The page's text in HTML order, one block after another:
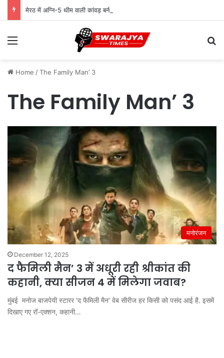
मेरठ में अग्नि-5 थीम वाली कांवड़ बनी आकर्षण, सेना के शौर्य को किया समर्पित
Menu
Home /The Family Man’ 3
The Family Man’ 3
मनोरंजन
December 12, 2025
द फैमिली मैन’ 3 में अधूरी रही श्रीकांत की
कहानी, क्या सीजन 4 में मिलेगा जवाब?
मुंबई मनोज बाजपेयी स्टारर 'द फैमिली मैन' वेब सीरीज हर किसी को पसंद आई है. इसमें
दिखाए गए रॉ-एक्शन, कहानी…